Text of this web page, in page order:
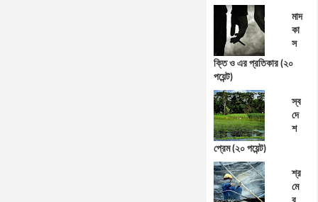
মাদ
কা
স
ক্তি ও এর প্রতিকার (২০
পয়েন্ট)
স্ব
দে
শ
প্রেম (২০ পয়েন্ট)
শ্র
মে